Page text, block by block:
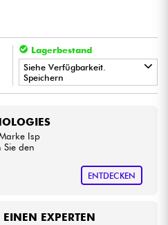
unsere Marken an
Lagerbestand
Siehe Verfügbarkeit.
Speichern
• Star'S
PARIS
Isp
Sie den
ENTDECKEN
EXPERTEN